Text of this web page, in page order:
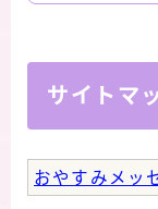
サイトマップ
サイトマ
おやすみメッ